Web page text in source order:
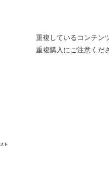
重複しているコンテン
重複購入にご注意くだ